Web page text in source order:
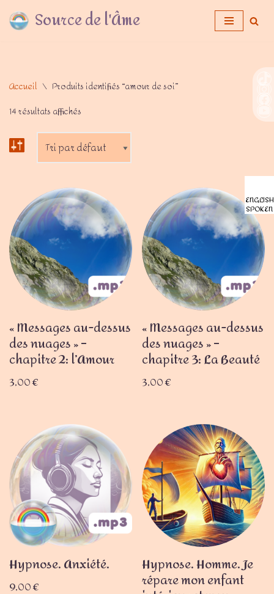
Aller Source de l'Âme
Accueil \ Produits identifiés “amour de soi”
14 résultats affichés
« Messages au-dessus
des nuages » –
chapitre 2: l’Amour
3,00€
« Messages au-dessus
des nuages » –
chapitre 3: La Beauté
3,00€
Hypnose. Anxiété.
9,00€
Hypnose. Homme. Je
répare mon enfant
ENGLISH
SPOKEN